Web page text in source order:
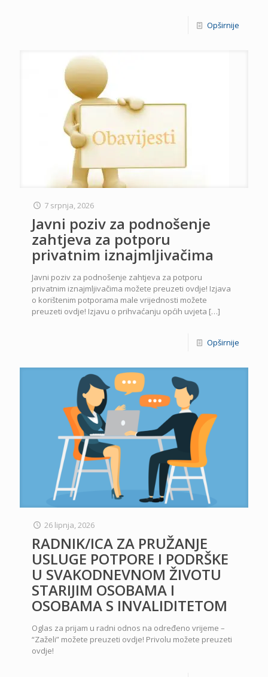
Opširnije
7 srpnja, 2026
Javni poziv za podnošenje
zahtjeva za potporu
privatnim iznajmljivačima
Javni poziv za podnošenje zahtjeva za potporu
privatnim iznajmljivačima možete preuzeti ovdje! Izjava
o korištenim potporama male vrijednosti možete
preuzeti ovdje! Izjavu o prihvaćanju općih uvjeta […]
Opširnije
26 lipnja, 2026
RADNIK/ICA ZA PRUŽANJE
USLUGE POTPORE I PODRŠKE
U SVAKODNEVNOM ŽIVOTU
STARIJIM OSOBAMA I
OSOBAMA S INVALIDITETOM
Oglas za prijam u radni odnos na određeno vrijeme –
“Zaželi” možete preuzeti ovdje! Privolu možete preuzeti
ovdje!